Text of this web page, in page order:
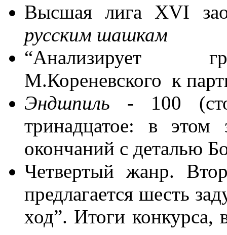
Высшая лига XVI
русским шашкам
“Анализирует
М.Кореневского к
Эндшпиль - 100
тринадцатое: в этом
окончаний с деталью
Четвертый жанр.
предлагается шесть
ход”. Итоги конкурса,